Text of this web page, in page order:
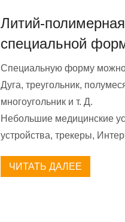
Литий-
специальной
Специальную форму можно
Дуга, треугольник,
многоугольник и т. Д.
Небольшие медицинские
устройства, трекеры,
ЧИТАТЬ ДАЛЕЕ